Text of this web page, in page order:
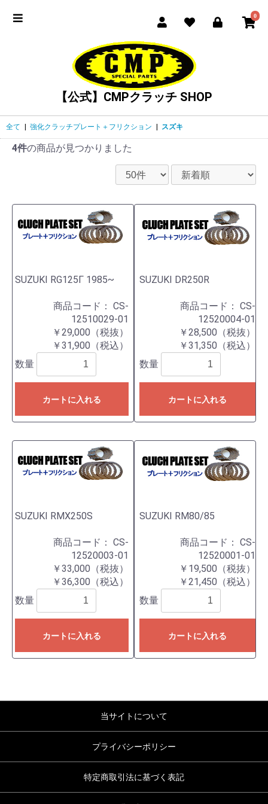
0
【公式】CMPクラッチ SHOP
全て 強化クラッチプレート＋フリクション スズキ
4件の商品が見つかりました
SUZUKI RG125Γ 1985~
商品コード： CS-
12510029-01
￥29,000（税抜）
￥31,900（税込）
数量
カートに入れる
SUZUKI DR250R
商品コード： CS-
12520004-01
￥28,500（税抜）
￥31,350（税込）
数量
カートに入れる
SUZUKI RMX250S
商品コード： CS-
12520003-01
￥33,000（税抜）
￥36,300（税込）
数量
カートに入れる
SUZUKI RM80/85
商品コード： CS-
12520001-01
￥19,500（税抜）
￥21,450（税込）
数量
カートに入れる
当サイトについて
プライバシーポリシー
特定商取引法に基づく表記